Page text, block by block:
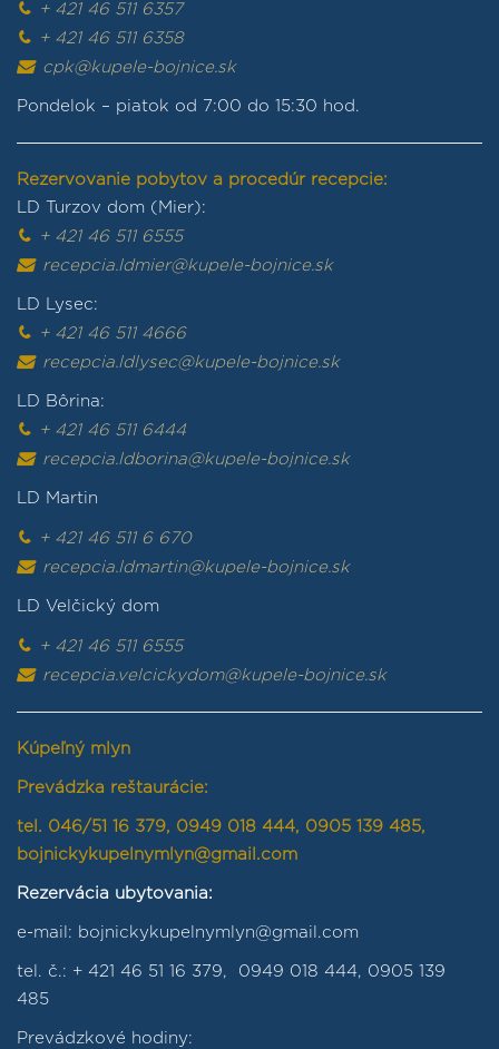
+ 421 46 511 6357
+ 421 46 511 6358
cpk@kupele-bojnice.sk
Pondelok – piatok od 7:00 do 15:30 hod.
Rezervovanie pobytov a procedúr recepcie:
LD Turzov dom (Mier):
+ 421 46 511 6555
recepcia.ldmier@kupele-bojnice.sk
LD Lysec:
+ 421 46 511 4666
recepcia.ldlysec@kupele-bojnice.sk
LD Bôrina:
+ 421 46 511 6444
recepcia.ldborina@kupele-bojnice.sk
LD Martin
+ 421 46 511 6 670
recepcia.ldmartin@kupele-bojnice.sk
LD Velčický dom
+ 421 46 511 6555
recepcia.velcickydom@kupele-bojnice.sk
Kúpeľný mlyn
Prevádzka reštaurácie:
tel. 046/51 16 379, 0949 018 444, 0905 139 485,
bojnickykupelnymlyn@gmail.com
Rezervácia ubytovania:
e-mail: bojnickykupelnymlyn@gmail.com
tel. č.: + 421 46 51 16 379, 0949 018 444, 0905 139
485
Prevádzkové hodiny: